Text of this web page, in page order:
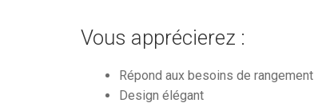
Vous apprécierez :
Répond aux besoins de rangement
Design élégant